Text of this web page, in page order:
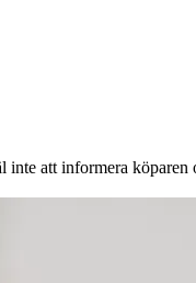
att informera